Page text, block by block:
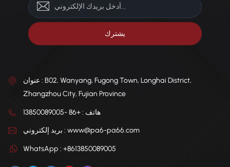
عنوان : B02, Wanyang, Fugong Town, Longhai District,
Zhangzhou City, Fujian Province
هاتف : +86 -13850089005
بريد إلكتروني : www@pa6-pa66.com
WhatsApp : +8613850089005